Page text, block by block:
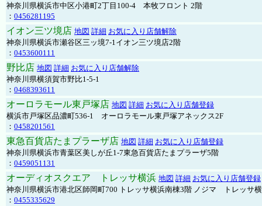
神奈川県横浜市中区小港町2丁目100-4 本牧フロント 2階
： 0456281195
イオン三ツ境店 地図 詳細 お気に入り店舗解除
神奈川県横浜市瀬谷区三ッ境7-1イオン三ツ境店2階
： 0453600111
野比店 地図 詳細 お気に入り店舗解除
神奈川県横須賀市野比1-5-1
： 0468393611
オーロラモール東戸塚店 地図 詳細 お気に入り店舗登録
横浜市戸塚区品濃町536-1 オーロラモール東戸塚アネックス2F
： 0458201561
東急百貨店たまプラーザ店 地図 詳細 お気に入り店舗登録
神奈川県横浜市青葉区美しが丘1-7東急百貨店たまプラーザ5階
： 0459051131
オーディオスクエア トレッサ横浜 地図 詳細 お気に入り店舗登録
神奈川県横浜市港北区師岡町700 トレッサ横浜南棟3階 ノジマ トレッサ
： 0455335629